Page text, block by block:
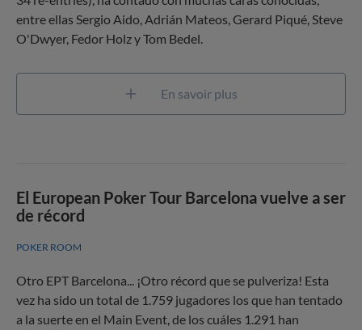
entre ellas Sergio Aido, Adrián Mateos, Gerard Piqué, Steve
O'Dwyer, Fedor Holz y Tom Bedel.
En savoir plus
El European Poker Tour Barcelona vuelve a ser
de récord
POKER ROOM
Otro EPT Barcelona... ¡Otro récord que se pulveriza! Esta
vez ha sido un total de 1.759 jugadores los que han tentado
a la suerte en el Main Event, de los cuáles 1.291 han